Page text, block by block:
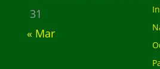
31
« Mar